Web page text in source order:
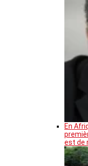
En
est de